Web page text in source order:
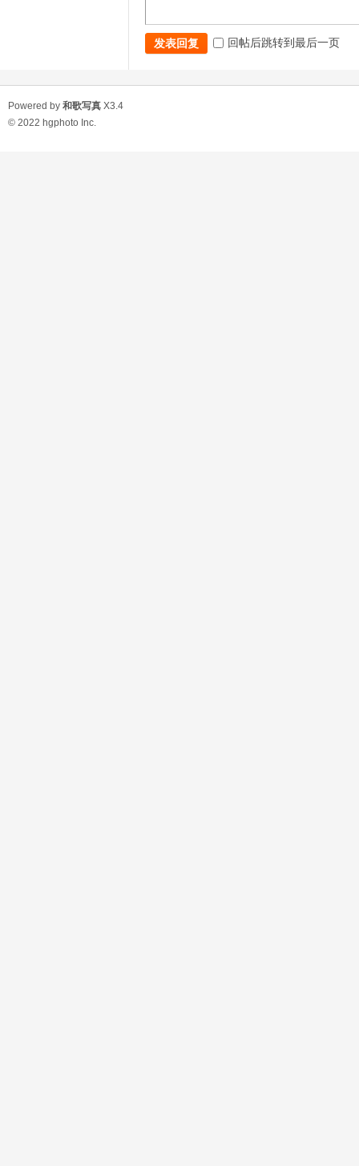
发表回复 回帖后跳转到最后一页
Powered by 和歌写真 X3.4
© 2022 hgphoto Inc.